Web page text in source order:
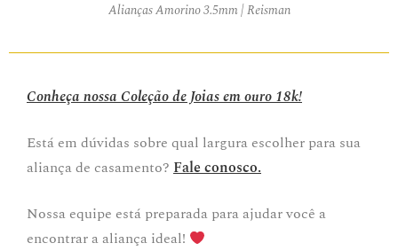
Alianças Amorino 3.5mm | Reisman
Conheça nossa Coleção de Joias em ouro 18k!
Está em dúvidas sobre qual largura escolher para sua
aliança de casamento? Fale conosco.
Nossa equipe está preparada para ajudar você a
encontrar a aliança ideal!